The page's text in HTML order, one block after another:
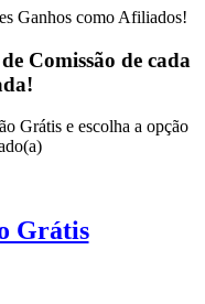
Ganhos como Afiliados!
Comissão de cada
Grátis e escolha a opção
Grátis